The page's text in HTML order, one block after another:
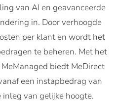
van AI en geavanceerde
in. Door verhoogde
per klant en wordt het
te beheren. Met het
biedt MeDirect
een instapbedrag van
van gelijke hoogte.